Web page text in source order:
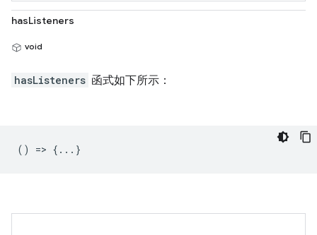
hasListeners
void
hasListeners 函式如下所示：
() => {...}